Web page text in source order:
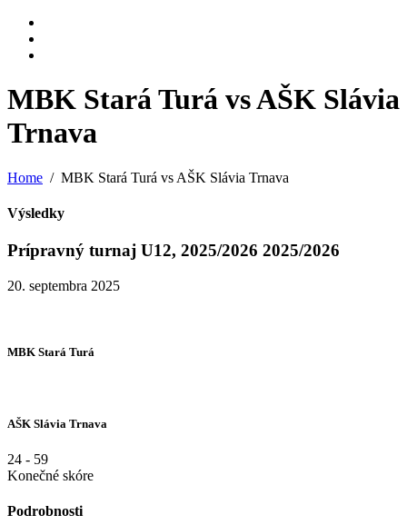
MBK Stará Turá vs AŠK Slávia
Trnava
Home MBK Stará Turá vs AŠK Slávia Trnava
Výsledky
Prípravný turnaj U12, 2025/2026 2025/2026
20. septembra 2025
MBK Stará Turá
AŠK Slávia Trnava
24 - 59
Konečné skóre
Podrobnosti